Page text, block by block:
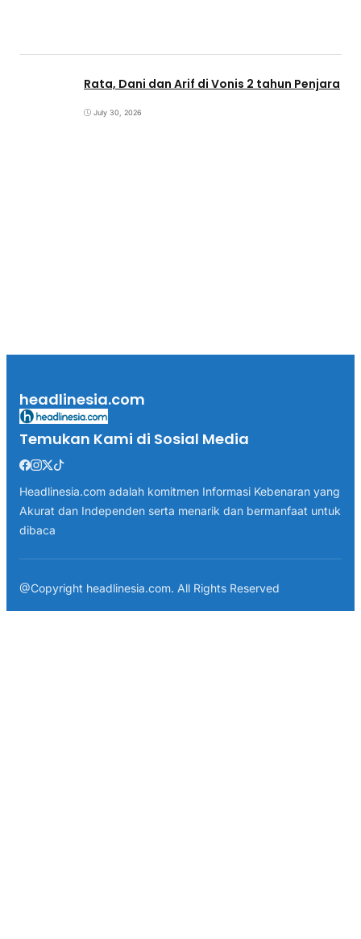
Rata, Dani dan Arif di Vonis 2 tahun Penjara
July 30, 2026
headlinesia.com
Temukan Kami di Sosial Media
Headlinesia.com adalah komitmen Informasi Kebenaran yang
Akurat dan Independen serta menarik dan bermanfaat untuk
dibaca
@Copyright headlinesia.com. All Rights Reserved